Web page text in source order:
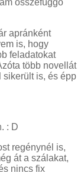
összefüggő
apránként
is, hogy
feladatokat
több novellát
sikerült is, és épp
: D
regénynél is,
át a szálakat,
nincs fix